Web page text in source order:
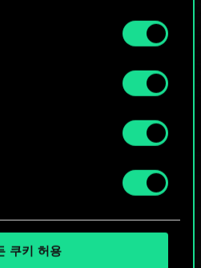
항이나 관련 설정은 아래의
쿠키 허용